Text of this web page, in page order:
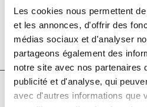
Les cookies nous permettent
et les annonces, d'offrir des
médias sociaux et d'analyser
partageons également des
notre site avec nos partenaires
publicité et d'analyse, qui
avec d'autres informations que
DOI :10.1016/